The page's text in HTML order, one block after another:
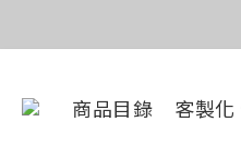
商品目錄 客製化